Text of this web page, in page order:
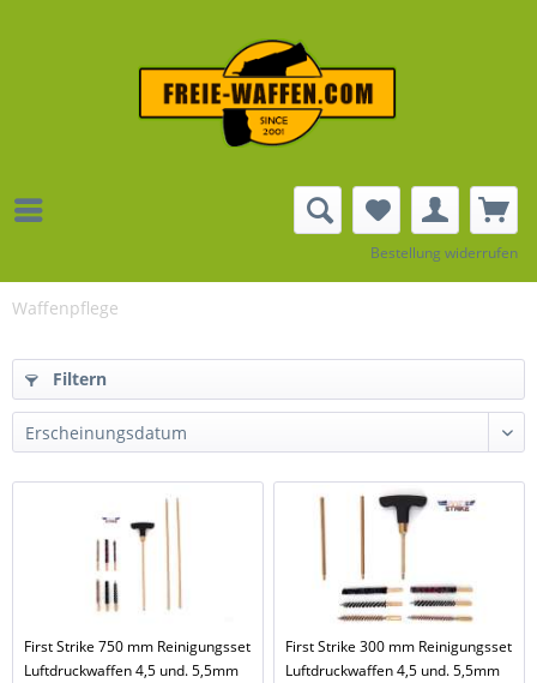
Bestellung widerrufen
Waffenpflege
Filtern
First Strike 750 mm Reinigungsset
Luftdruckwaffen 4,5 und. 5,5mm
First Strike 300 mm Reinigungsset
Luftdruckwaffen 4,5 und. 5,5mm